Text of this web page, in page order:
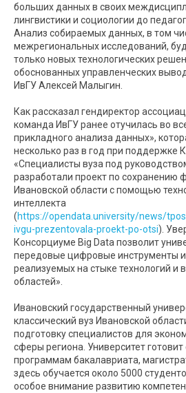
больших данных в своих
лингвистики и социологии до
Анализ собираемых данных, в том
межрегиональных исследований,
только новых технологических
обоснованных управленческих
ИвГУ Алексей Малыгин.
Как рассказал гендиректор
команда ИвГУ ранее отучилась во
прикладного анализа данных»,
несколько раз в год при поддержке
«Специалисты вуза под
разработали проект по сохранению
Ивановской области с помощью
интеллекта
(https://opendata.university/news/
ivgu-prezentovala-proekt-po-otsi).
Консорциуме Big Data позволит
передовые цифровые инструменты и
реализуемых на стыке технологий и
областей».
Ивановский государственный
классический вуз Ивановской
подготовку специалистов для
сферы региона. Университет
программам бакалавриата,
здесь обучается около 5000
особое внимание развитию